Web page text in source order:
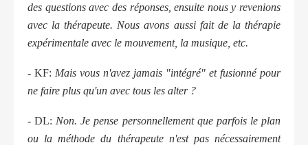
des questions avec des réponses, ensuite nous y revenions
avec la thérapeute. Nous avons aussi fait de la thérapie
expérimentale avec le mouvement, la musique, etc.
- KF: Mais vous n'avez jamais "intégré" et fusionné pour
ne faire plus qu'un avec tous les alter ?
- DL: Non. Je pense personnellement que parfois le plan
ou la méthode du thérapeute n'est pas nécessairement